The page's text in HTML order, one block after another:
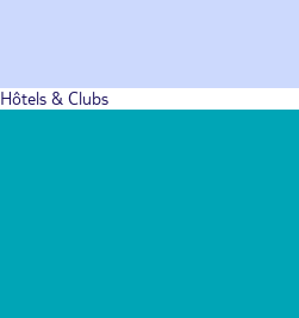
Hôtels & Clubs